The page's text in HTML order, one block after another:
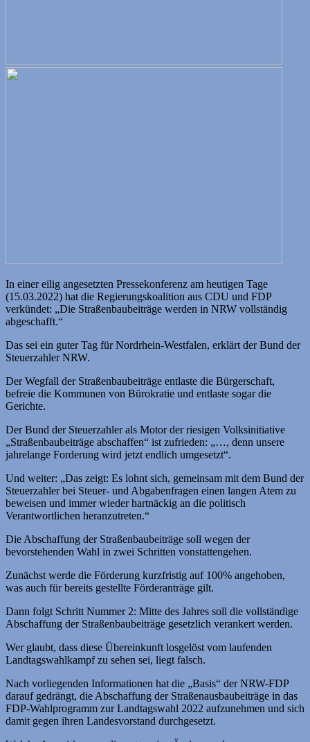
In einer eilig angesetzten Pressekonferenz am heutigen Tage
(15.03.2022) hat die Regierungskoalition aus CDU und FDP
verkündet: „Die Straßenbaubeiträge werden in NRW vollständig
abgeschafft.“
Das sei ein guter Tag für Nordrhein-Westfalen, erklärt der Bund der
Steuerzahler NRW.
Der Wegfall der Straßenbaubeiträge entlaste die Bürgerschaft,
befreie die Kommunen von Bürokratie und entlaste sogar die
Gerichte.
Der Bund der Steuerzahler als Motor der riesigen Volksinitiative
„Straßenbaubeiträge abschaffen“ ist zufrieden: „…, denn unsere
jahrelange Forderung wird jetzt endlich umgesetzt“.
Und weiter: „Das zeigt: Es lohnt sich, gemeinsam mit dem Bund der
Steuerzahler bei Steuer- und Abgabenfragen einen langen Atem zu
beweisen und immer wieder hartnäckig an die politisch
Verantwortlichen heranzutreten.“
Die Abschaffung der Straßenbaubeiträge soll wegen der
bevorstehenden Wahl in zwei Schritten vonstattengehen.
Zunächst werde die Förderung kurzfristig auf 100% angehoben,
was auch für bereits gestellte Förderanträge gilt.
Dann folgt Schritt Nummer 2: Mitte des Jahres soll die vollständige
Abschaffung der Straßenbaubeiträge gesetzlich verankert werden.
Wer glaubt, dass diese Übereinkunft losgelöst vom laufenden
Landtagswahlkampf zu sehen sei, liegt falsch.
Nach vorliegenden Informationen hat die „Basis“ der NRW-FDP
darauf gedrängt, die Abschaffung der Straßenausbaubeiträge in das
FDP-Wahlprogramm zur Landtagswahl 2022 aufzunehmen und sich
damit gegen ihren Landesvorstand durchgesetzt.